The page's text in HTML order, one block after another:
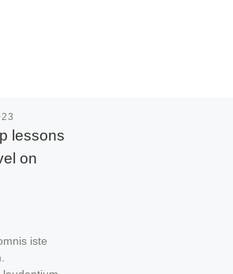
lessons
on
iste